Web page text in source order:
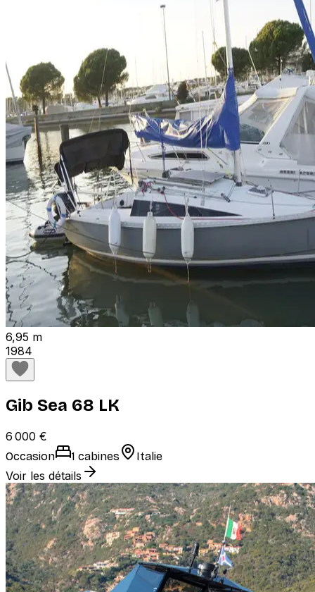
6,95 m
1984
Gib Sea 68 LK
6 000 €
Occasion 1 cabines Italie
Voir les détails